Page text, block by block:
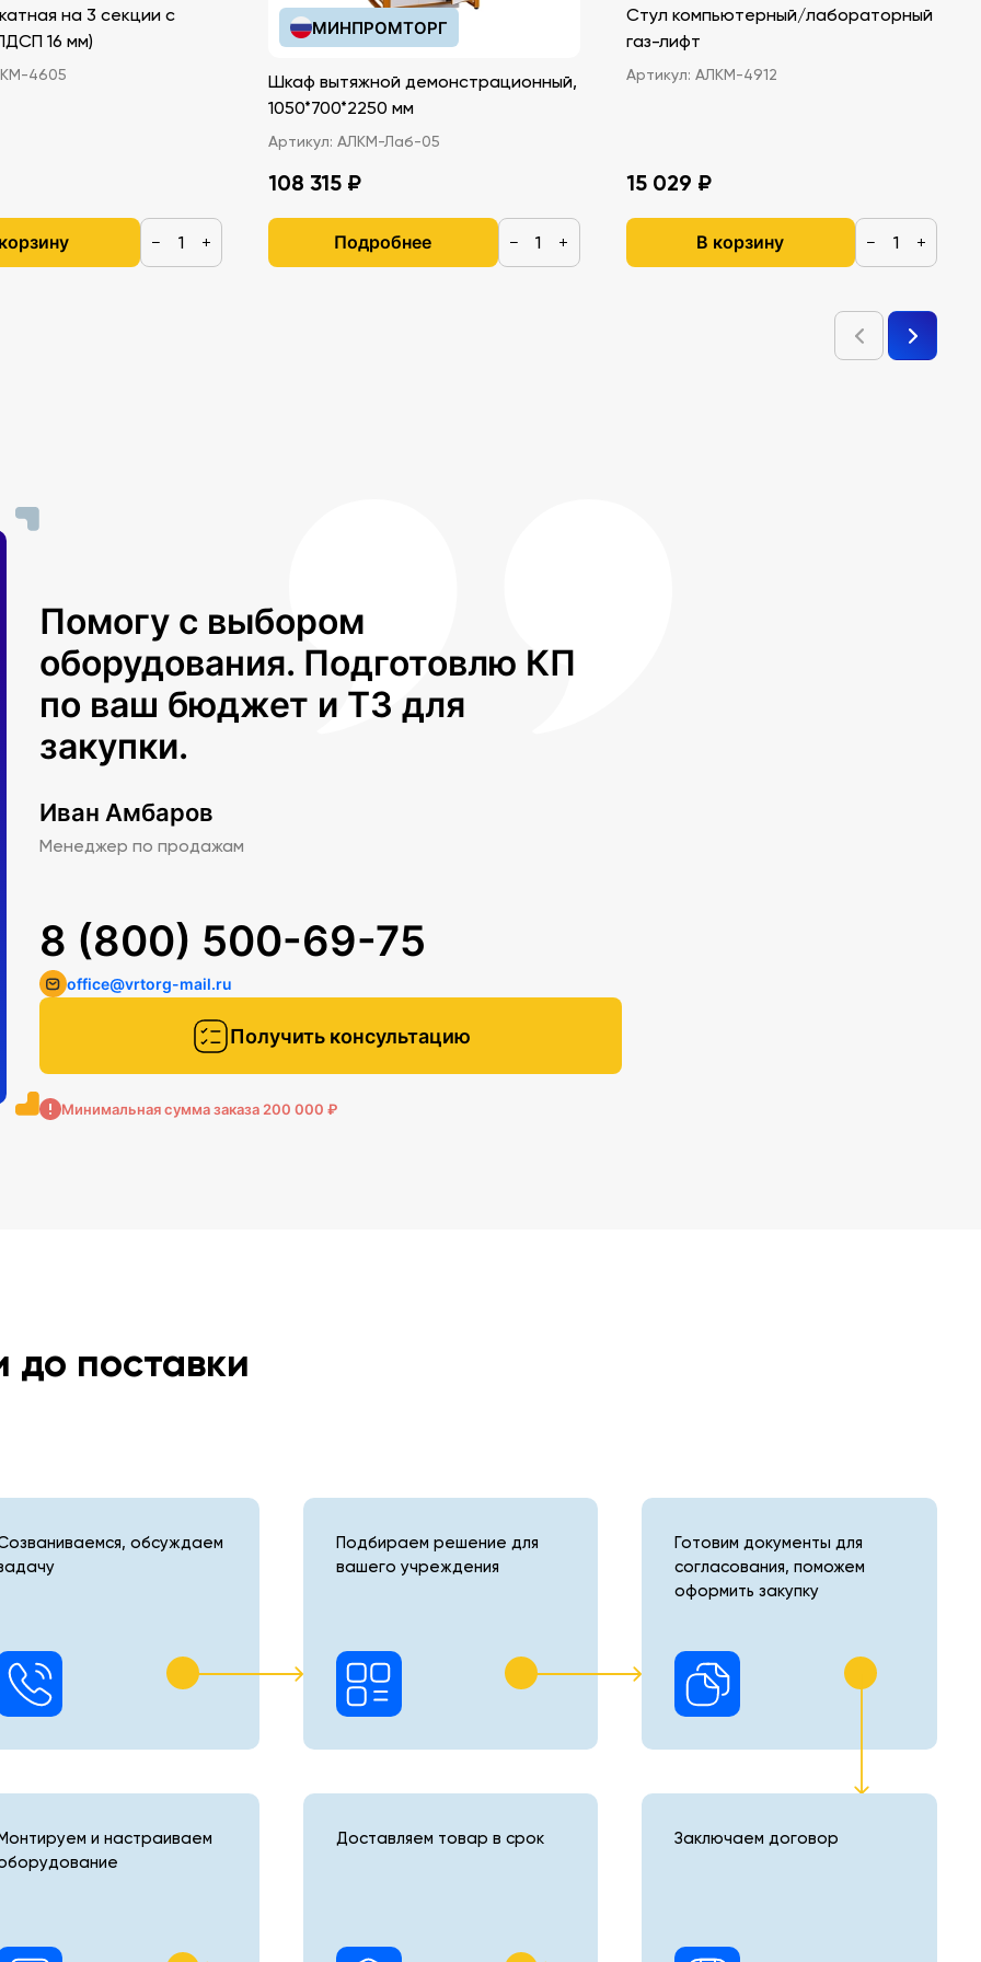
шт.
1 шт.
- 1
на 3 секции с
(ЛДСП 16 мм)
4605
− +
МИНПРОМТОРГ
Шкаф вытяжной демонстрационный,
1050*700*2250 мм
Артикул: АЛКМ-Лаб-05
108 315 ₽
Подробнее − +
Стул компьютерный/лабораторный
газ-лифт
Артикул: АЛКМ-4912
15 029 ₽
В корзину − +
Помогу с выбором
оборудования. Подготовлю КП
по ваш бюджет и ТЗ для
закупки.
Иван Амбаров
Менеджер по продажам
Получить консультацию
8 (800) 500-69-75
office@vrtorg-mail.ru
Минимальная сумма заказа 200 000 ₽
до поставки
обсуждаем
Подбираем решение для
вашего учреждения
Готовим документы для
согласования, поможем
оформить закупку
и настраиваем
Доставляем товар в срок Заключаем договор